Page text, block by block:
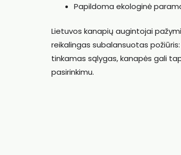
Papildoma ekologinė
Lietuvos kanapių augintojai
reikalingas subalansuotas
tinkamas sąlygas, kanapės gali
pasirinkimu.